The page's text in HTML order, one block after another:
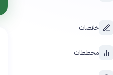
خلاصات
مخططات